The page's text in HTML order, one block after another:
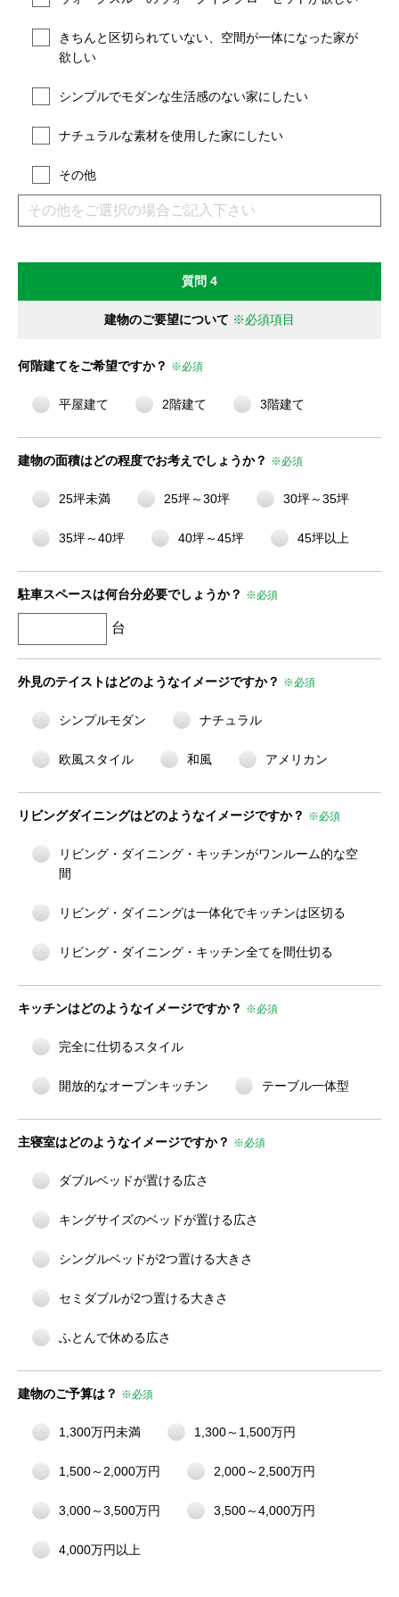
きちんと区切られていない、空間が一体になった家が
欲しい
シンプルでモダンな生活感のない家にしたい
ナチュラルな素材を使用した家にしたい
その他
質問 4
建物のご要望について ※必須項目
何階建てをご希望ですか？ ※必須
平屋建て 2階建て 3階建て
建物の面積はどの程度でお考えでしょうか？ ※必須
25坪未満 25坪～30坪 30坪～35坪
35坪～40坪 40坪～45坪 45坪以上
駐車スペースは何台分必要でしょうか？ ※必須
台
外見のテイストはどのようなイメージですか？ ※必須
シンプルモダン ナチュラル
欧風スタイル 和風 アメリカン
リビングダイニングはどのようなイメージですか？ ※必須
リビング・ダイニング・キッチンがワンルーム的な空
間
リビング・ダイニングは一体化でキッチンは区切る
リビング・ダイニング・キッチン全てを間仕切る
キッチンはどのようなイメージですか？ ※必須
完全に仕切るスタイル
開放的なオープンキッチン テーブル一体型
主寝室はどのようなイメージですか？ ※必須
ダブルベッドが置ける広さ
キングサイズのベッドが置ける広さ
シングルベッドが2つ置ける大きさ
セミダブルが2つ置ける大きさ
ふとんで休める広さ
建物のご予算は？ ※必須
1,300万円未満 1,300～1,500万円
1,500～2,000万円 2,000～2,500万円
3,000～3,500万円 3,500～4,000万円
4,000万円以上